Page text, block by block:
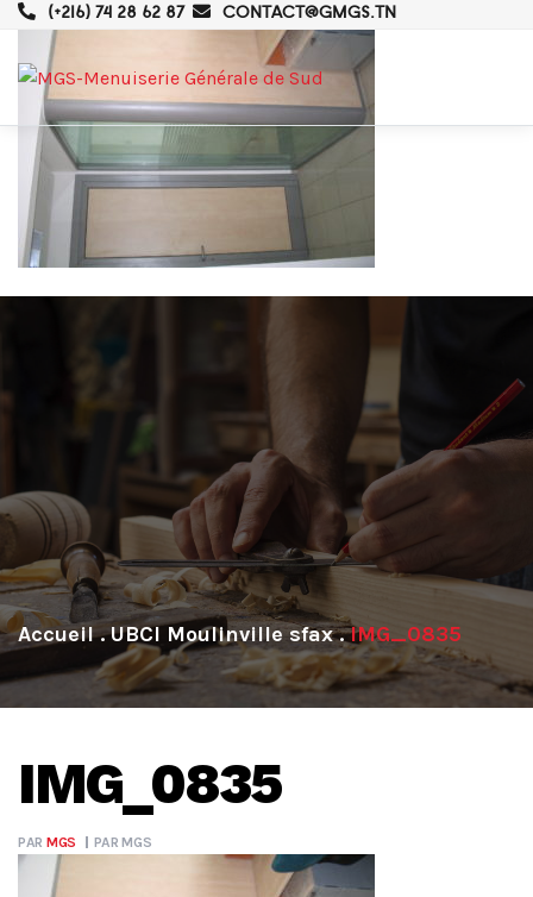
(+216) 74 28 62 87 CONTACT@GMGS.TN
. UBCI Moulinville sfax . IMG_0835
IMG_0835
PAR MGS PARMGS